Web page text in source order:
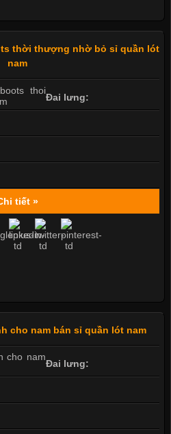
thời thượng nhờ bỏ sỉ quần lót
nam
Đai lưng:
tiết »
cho nam bán sỉ quần lót nam
Đai lưng: